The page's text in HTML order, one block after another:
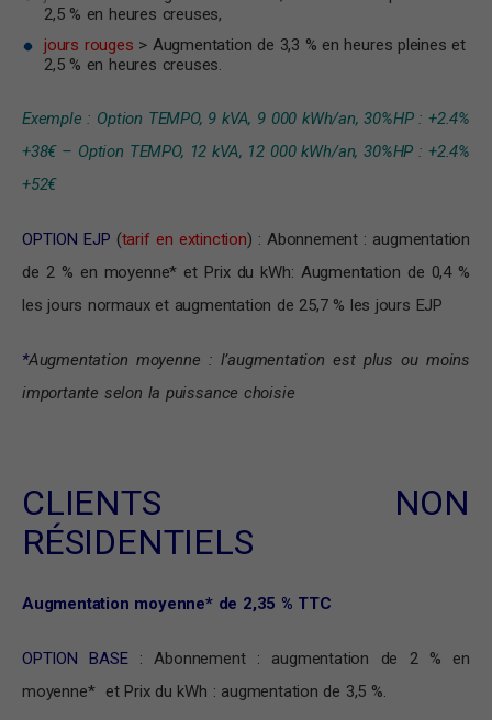
2,5 % en heures creuses,
jours rouges > Augmentation de 3,3 % en heures pleines et
2,5 % en heures creuses.
Exemple : Option TEMPO, 9 kVA, 9 000 kWh/an, 30%HP : +2.4%
+38€ – Option TEMPO, 12 kVA, 12 000 kWh/an, 30%HP : +2.4%
+52€
OPTION EJP (tarif en extinction) : Abonnement : augmentation
de 2 % en moyenne* et Prix du kWh: Augmentation de 0,4 %
les jours normaux et augmentation de 25,7 % les jours EJP
*Augmentation moyenne : l’augmentation est plus ou moins
importante selon la puissance choisie
CLIENTS NON
RÉSIDENTIELS
Augmentation moyenne* de 2,35 % TTC
OPTION BASE: Abonnement : augmentation de 2 % en
moyenne* et Prix du kWh : augmentation de 3,5 %.